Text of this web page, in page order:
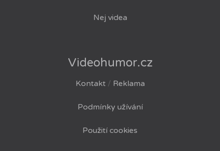
Nej videa
Videohumor.cz
Kontakt/ Reklama
Podmínky užívání
Použití cookies